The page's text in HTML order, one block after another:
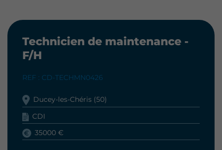
Technicien de maintenance -
F/H
REF : CD-TECHMN0426
Ducey-les-Chéris (50)
CDI
35000 €